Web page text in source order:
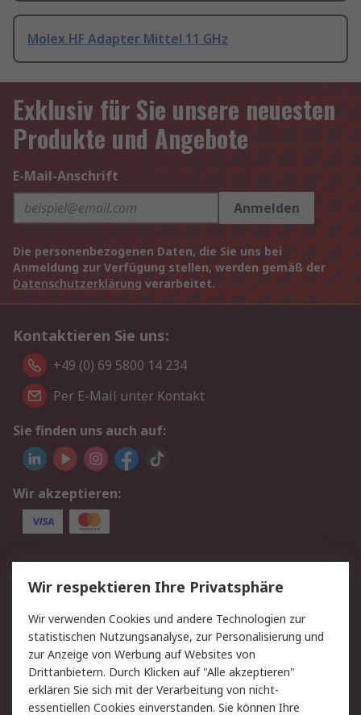
Molex HF Adapter Mittel 11 GHz
Exklusiv für Sie unsere neuesten
Produkte und Angebote
E-Mail-Anschrift
Anmelden
Die personenbezogenen Daten, die Sie uns bei
Anmeldung zur Verfügung stellen, werden gemäß der
Datenschutzerklärung verarbeitet.
Kontaktieren Sie uns:
+49 (0) 69 5800 14 234
Per E-Mail unter Kontakt
Sie finden uns auch auf:
Wir akzeptieren:
Service
Value Added Services
Lieferlösungen
Rücksendungen
Kontakt
Hilfe
Privatkunden
Rechtliches
Wir respektieren Ihre Privatsphäre
Wir verwenden Cookies und andere Technologien zur
statistischen Nutzungsanalyse, zur Personalisierung und
zur Anzeige von Werbung auf Websites von
Drittanbietern. Durch Klicken auf "Alle akzeptieren"
erklären Sie sich mit der Verarbeitung von nicht-
essentiellen Cookies einverstanden. Sie können Ihre